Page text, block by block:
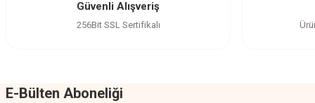
Güvenli Alışveriş
256Bit SSL Sertifikalı
E-Bülten Aboneliği